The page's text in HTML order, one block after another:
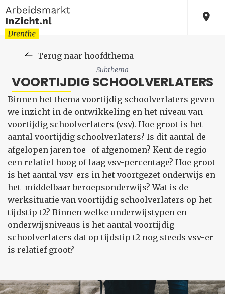
Terug naar hoofdthema
Subthema
VOORTIJDIG SCHOOLVERLATERS
Binnen het thema voortijdig schoolverlaters geven
we inzicht in de ontwikkeling en het niveau van
voortijdig schoolverlaters (vsv). Hoe groot is het
aantal voortijdig schoolverlaters? Is dit aantal de
afgelopen jaren toe- of afgenomen? Kent de regio
een relatief hoog of laag vsv-percentage? Hoe groot
is het aantal vsv-ers in het voortgezet onderwijs en
het middelbaar beroepsonderwijs? Wat is de
werksituatie van voortijdig schoolverlaters op het
tijdstip t2? Binnen welke onderwijstypen en
onderwijsniveaus is het aantal voortijdig
schoolverlaters dat op tijdstip t2 nog steeds vsv-er
is relatief groot?